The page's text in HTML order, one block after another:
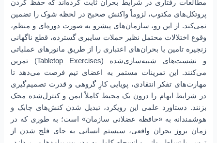
مطالعات رفتاری در شرایط بحران ثابت کرده‌اند که حفظ کردن
پروتکل‌های مکتوب، لزوماً واکنش صحیح در لحظه شوک را تضمین
نمی‌کند. از این رو، سازمان‌های پیشرو به صورت دوره‌ای و منظم،
وقوع اختلالات محتمل نظیر حملات سایبری گسترده، قطع ناگهانی
زنجیره تامین یا بحران‌های اعتباری را از طریق مانورهای عملیاتی
و نشست‌های شبیه‌سازی‌شده (Tabletop Exercises) تمرین
می‌کنند. این تمرینات مستمر به اعضای تیم فرصت می‌دهد تا
مهارت‌های تفکر انتقادی، پویایی کارِ گروهی و قدرت تصمیم‌گیری
در شرایط ابهام را درون یک محیط کاملاً ایمن و کنترل‌شده محک
بزنند. دستاورد علمی این رویکرد، تبدیل شدن کنش‌های چابک و
هوشمندانه به «حافظه عضلانی سازمان» است؛ به طوری که در
زمان بروز بحران واقعی، سیستم انسانی به جای فلج شدن از